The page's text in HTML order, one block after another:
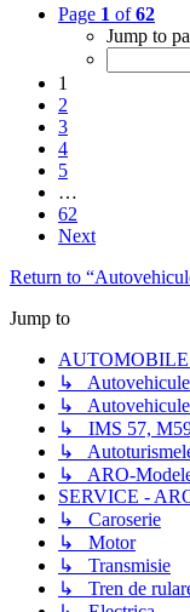
Page 1 of62
Jump to
1
2
3
4
5
…
62
Next
Return to
Jump to
↳ Autovehicule
↳ Autovehicule
↳ IMS 57,
↳
↳ ARO-
SERVICE -
↳ Caroserie
↳ Motor
↳ Transmisie
↳ Tren de